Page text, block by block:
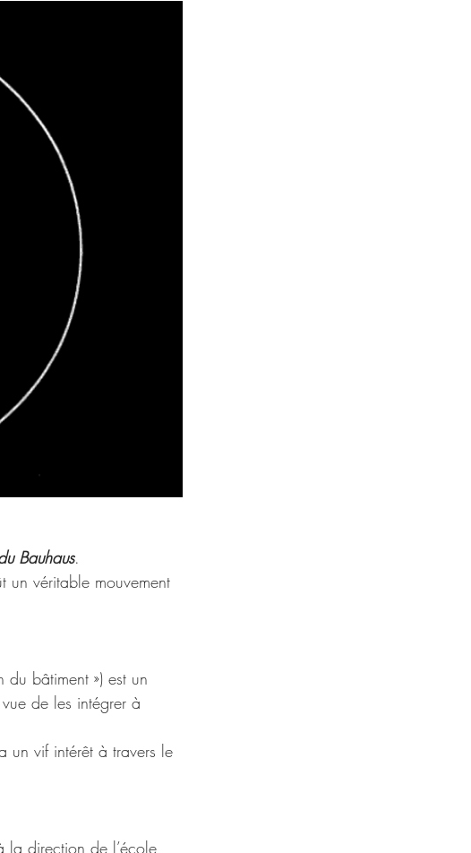
Bauhaus.
un véritable mouvement
bâtiment ») est un
de les intégrer à
un vif intérêt à travers le
direction de l’école